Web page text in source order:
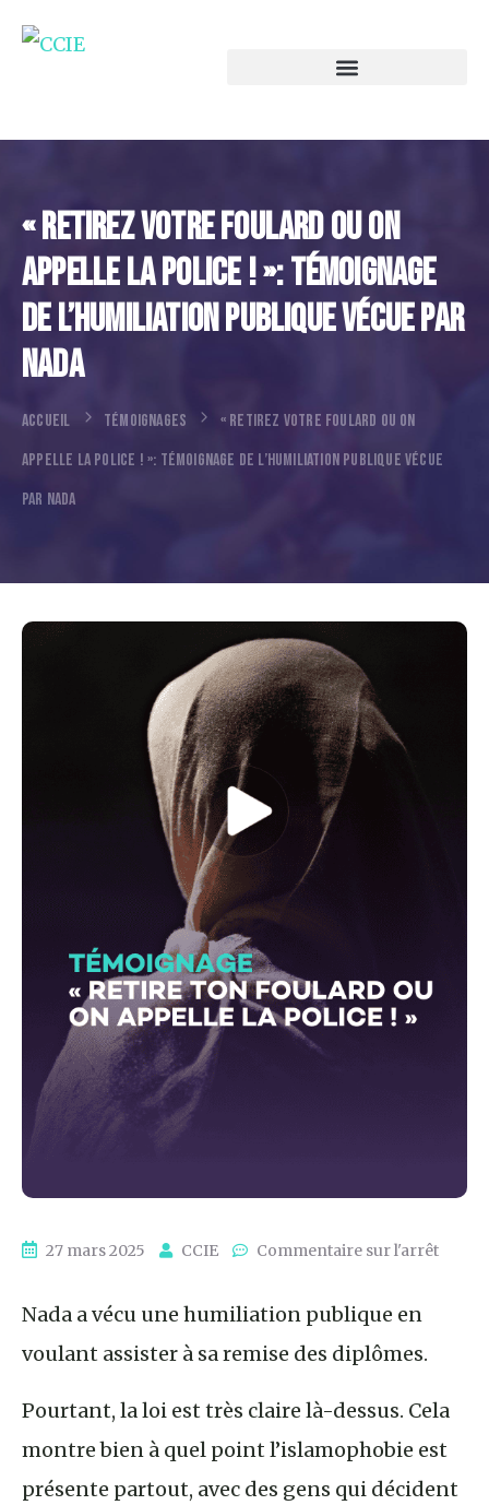
« Retirez Votre Foulard Ou On
Appelle La Police ! »: Témoignage
De L’humiliation Publique Vécue Par
Nada
ACCUEIL TÉMOIGNAGES
« RETIREZ VOTRE FOULARD OU ON
APPELLE LA POLICE ! »: TÉMOIGNAGE DE L’HUMILIATION PUBLIQUE VÉCUE
PAR NADA
27 mars 2025 CCIE Commentaire sur l'arrêt
Nada a vécu une humiliation publique en
voulant assister à sa remise des diplômes.
Pourtant, la loi est très claire là-dessus. Cela
montre bien à quel point l’islamophobie est
présente partout, avec des gens qui décident